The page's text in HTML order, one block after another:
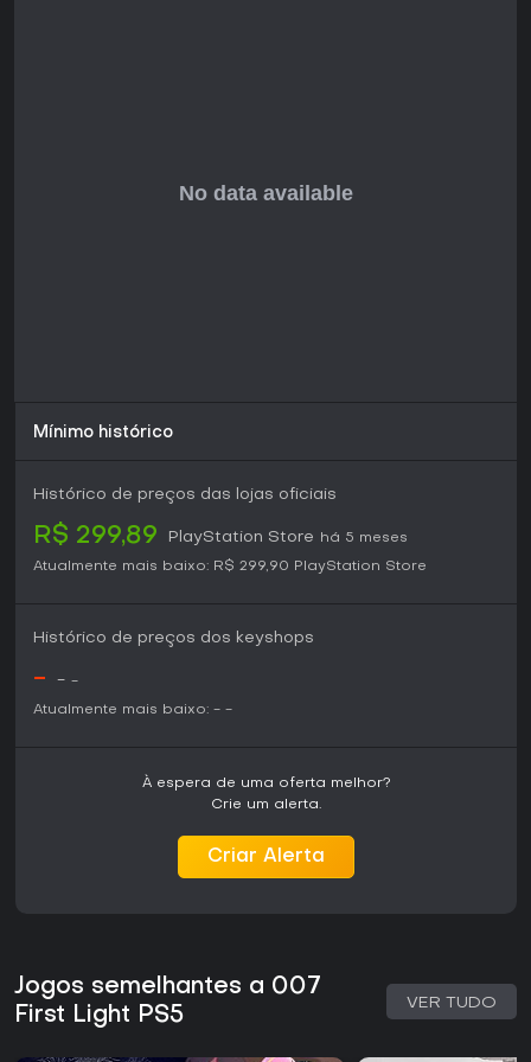
Mínimo histórico
Histórico de preços das lojas oficiais
R$ 299,89 PlayStation Store
há 5 meses
Atualmente mais baixo: R$ 299,90 PlayStation Store
Histórico de preços dos keyshops
- - -
Atualmente mais baixo: - -
À espera de uma oferta melhor?
Crie um alerta.
Criar Alerta
Jogos semelhantes a 007
First Light PS5
VER TUDO